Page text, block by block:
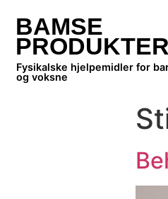
BAMSE
PRODUKTER
Fysikalske hjelpemidler for
og voksne